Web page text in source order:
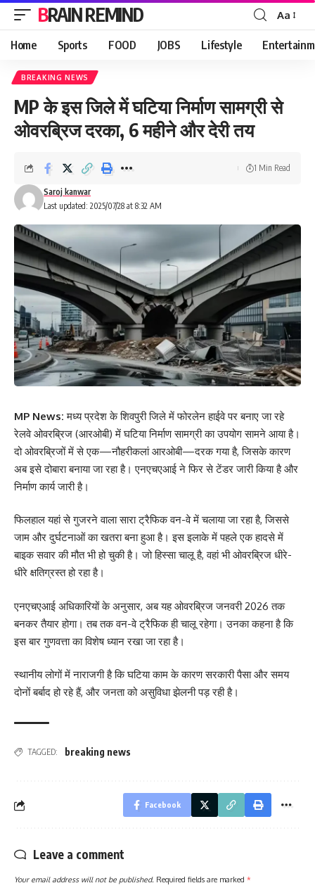
BRAIN REMIND
Font
Resizer
Aa
Home Sports FOOD JOBS Lifestyle
BREAKING NEWS
MP के इस जिले में घटिया निर्माण सामग्री से
ओवरब्रिज दरका, 6 महीने और देरी तय
Last updated: 2025/07/28 at 8:32 AM
Saroj kanwar
1 Min Read
MP News:मध्य प्रदेश के शिवपुरी जिले में फोरलेन हाईवे पर बनाए जा रहे
रेलवे ओवरब्रिज (आरओबी) में घटिया निर्माण सामग्री का उपयोग सामने आया है।
दो ओवरब्रिजों में से एक—नौहरीकलां आरओबी—दरक गया है, जिसके कारण
अब इसे दोबारा बनाया जा रहा है। एनएचएआई ने फिर से टेंडर जारी किया है और
निर्माण कार्य जारी है।
फिलहाल यहां से गुजरने वाला सारा ट्रैफिक वन-वे में चलाया जा रहा है, जिससे
जाम और दुर्घटनाओं का खतरा बना हुआ है। इस इलाके में पहले एक हादसे में
बाइक सवार की मौत भी हो चुकी है। जो हिस्सा चालू है, वहां भी ओवरब्रिज धीरे-
धीरे क्षतिग्रस्त हो रहा है।
एनएचएआई अधिकारियों के अनुसार, अब यह ओवरब्रिज जनवरी 2026 तक
बनकर तैयार होगा। तब तक वन-वे ट्रैफिक ही चालू रहेगा। उनका कहना है कि
इस बार गुणवत्ता का विशेष ध्यान रखा जा रहा है।
स्थानीय लोगों में नाराजगी है कि घटिया काम के कारण सरकारी पैसा और समय
दोनों बर्बाद हो रहे हैं, और जनता को असुविधा झेलनी पड़ रही है।
TAGGED: breaking news
Facebook
Leave a comment
Your email address will not be published. Required fields are marked *